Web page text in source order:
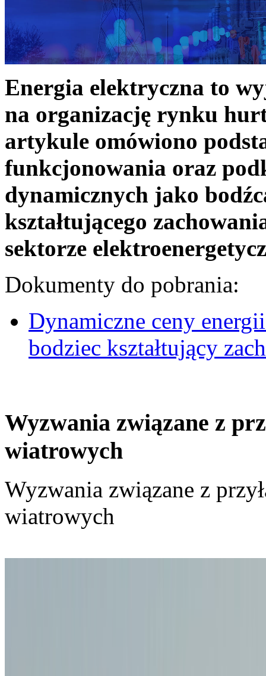
Energia elektryczna to
na organizację rynku
artykule omówiono
funkcjonowania oraz
dynamicznych jako
kształtującego
sektorze
Dokumenty do pobrania:
Dynamiczne ceny
bodziec kształtujący
Wyzwania związane z
wiatrowych
Wyzwania związane z
wiatrowych